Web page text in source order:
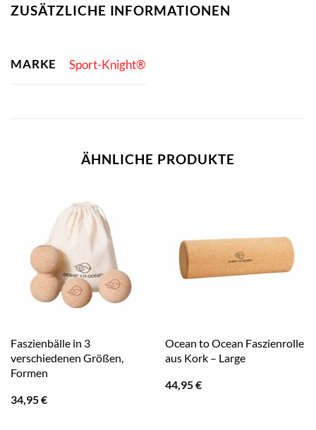
ZUSÄTZLICHE INFORMATIONEN
MARKE Sport-Knight®
ÄHNLICHE PRODUKTE
Faszienbälle in 3
verschiedenen Größen,
Formen
34,95€
Ocean to Ocean Faszienrolle
aus Kork – Large
44,95€